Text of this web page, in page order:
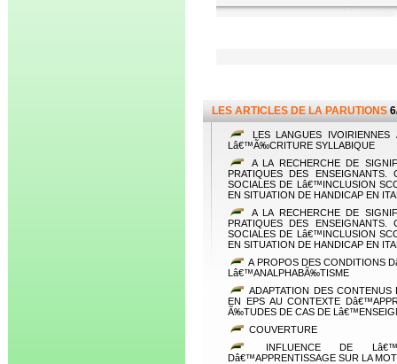
LES ARTICLES DE LA PARUTIONS
LES LANGUES
Lâ€™Ã‰CRITURE SYLLABIQUE
A LA RECHERCHE DE
PRATIQUES DES
SOCIALES DE Lâ€™INCLUSION
EN SITUATION DE HANDICAP EN
A LA RECHERCHE DE
PRATIQUES DES
SOCIALES DE Lâ€™INCLUSION
EN SITUATION DE HANDICAP EN
A PROPOS DES CONDITIONS
Lâ€™ANALPHABÃ‰TISME
ADAPTATION DES
EN EPS AU CONTEXTE
Ã‰TUDES DE CAS DE
COUVERTURE
INFLUENCE DE
Dâ€™APPRENTISSAGE SUR LA